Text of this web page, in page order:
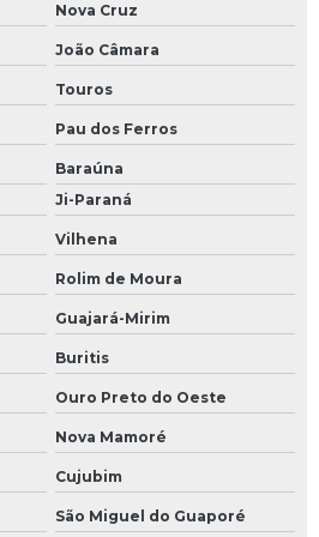
Nova Cruz
João Câmara
Touros
Pau dos Ferros
Baraúna
Ji-Paraná
Vilhena
Rolim de Moura
Guajará-Mirim
Buritis
Ouro Preto do Oeste
Nova Mamoré
Cujubim
São Miguel do Guaporé